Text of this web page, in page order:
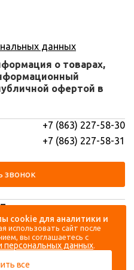
данных
о товарах,
офертой в
+7 (863) 227-58-30
+7 (863) 227-58-31
звонок
cookie для аналитики и
использовать сайт после
вы соглашаетесь с
персональных данных.
все